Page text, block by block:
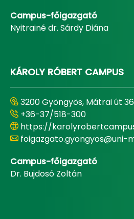
Campus-főigazgató
Nyitrainé dr. Sárdy Diána
KÁROLY RÓBERT CAMPUS
3200 Gyöngyös, Mátrai út
+36-37/518-300
https://
foigazgato.gyongyos@uni-
Campus-főigazgató
Dr. Bujdosó Zoltán